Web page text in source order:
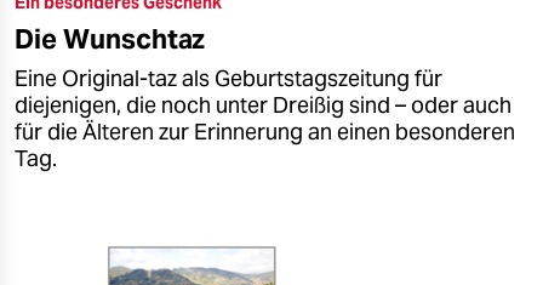
epaper login
Die Wunschtaz
Eine Original-taz als Geburtstagszeitung für
diejenigen, die noch unter Dreißig sind – oder auch
für die Älteren zur Erinnerung an einen besonderen
Tag.